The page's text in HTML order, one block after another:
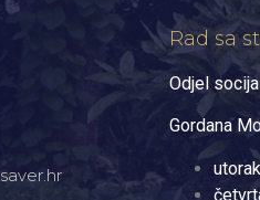
Rad sa
Odjel
Gordana